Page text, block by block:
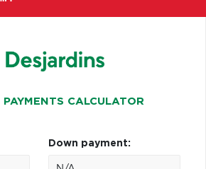
PAYMENTS CALCULATOR
Down payment: